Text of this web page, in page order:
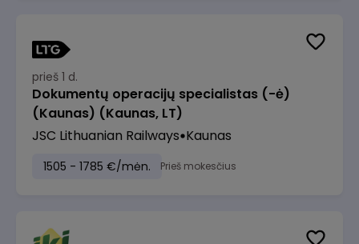
prieš 1 d.
Dokumentų operacijų specialistas (-ė)
(Kaunas) (Kaunas, LT)
JSC Lithuanian Railways Kaunas
1505 - 1785 €/mėn. Prieš mokesčius